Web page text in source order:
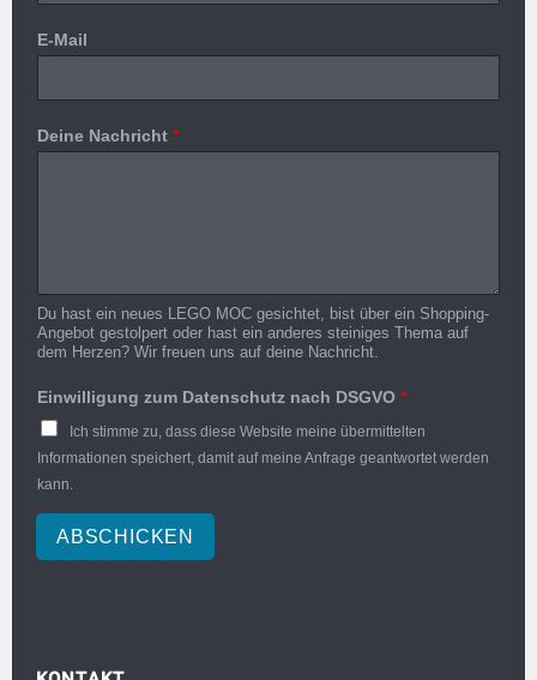
E-Mail
Deine Nachricht *
Du hast ein neues LEGO MOC gesichtet, bist über ein Shopping-
Angebot gestolpert oder hast ein anderes steiniges Thema auf
dem Herzen? Wir freuen uns auf deine Nachricht.
Einwilligung zum Datenschutz nach DSGVO *
Ich stimme zu, dass diese Website meine übermittelten
Informationen speichert, damit auf meine Anfrage geantwortet werden
kann.
ABSCHICKEN